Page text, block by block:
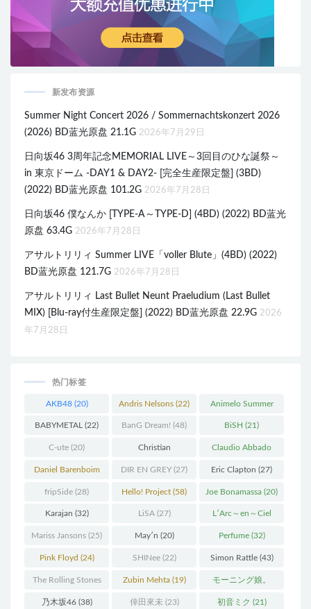
新发布资源
Summer Night Concert 2026 / Sommernachtskonzert 2026
(2026) BD蓝光原盘 21.1G 2026年7月29日
日向坂46 3周年記念MEMORIAL LIVE～3回目のひな誕祭～
in 東京ドーム -DAY1 & DAY2- [完全生産限定盤] (3BD)
(2022) BD蓝光原盘 101.2G 2026年7月28日
日向坂46 僕なんか [TYPE-A～TYPE-D] (4BD) (2022) BD蓝光
原盘 63.4G 2026年7月28日
アサルトリリィ Summer LIVE「voller Blute」(4BD) (2022)
BD蓝光原盘 121.7G 2026年7月28日
アサルトリリィ Last Bullet Neunt Praeludium (Last Bullet
MIX) [Blu-ray付生産限定盤] (2022) BD蓝光原盘 22.9G 2026
年7月28日
热门标签
AKB48(20) Andris Nelsons (22) Animelo Summer
Live(34)
BABYMETAL (22) BanG Dream! (48) BiSH (21)
C-ute (20) Christian
Thielemann(36)
Claudio Abbado
(25)
Daniel Barenboim
(37)
DIR EN GREY (27) Eric Clapton (27)
fripSide (28) Hello! Project (58) Joe Bonamassa (20)
Karajan (32) LiSA(27) L′Arc～en～Ciel
(41)
Mariss Jansons (25) May′n (20) Perfume(32)
Pink Floyd (24) SHINee(22) Simon Rattle(43)
The Rolling Stones
(30)
Zubin Mehta(19) モーニング娘。
(27)
乃木坂46(38) 倖田來未 (23) 初音ミク (21)